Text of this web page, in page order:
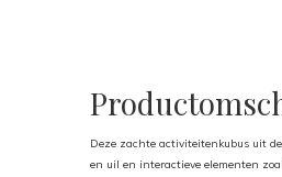
Deze zachte activiteitenkubus uit
en uil en interactieve elementen